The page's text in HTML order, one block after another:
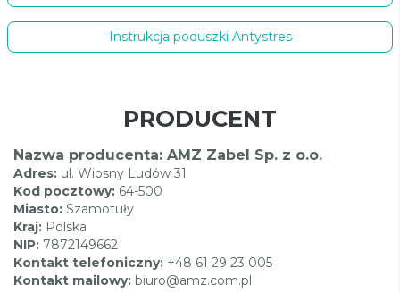
Instrukcja poduszki Antystres
PRODUCENT
Nazwa producenta: AMZ Zabel Sp. z o.o.
Adres: ul. Wiosny Ludów 31
Kod pocztowy: 64-500
Miasto: Szamotuły
Kraj: Polska
NIP: 7872149662
Kontakt telefoniczny: +48 61 29 23 005
Kontakt mailowy: biuro@amz.com.pl